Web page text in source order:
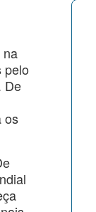
na
pelo
De
os